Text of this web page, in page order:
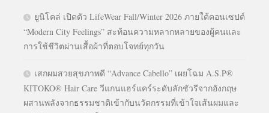
ยูนิโคล่ เปิดตัว LifeWear Fall/Winter 2026 ภายใต้คอนเซปต์
“Modern City Feelings” สะท้อนความหลากหลายของผู้คนและ
การใช้ชีวิตผ่านเสื้อผ้าที่ตอบโจทย์ทุกวัน
เสกผมสวยสุขภาพดี “Advance Cabello” เผยโฉม A.S.P®
KITOKO® Hair Care วีแกนแฮร์แคร์ระดับลักชัวรีจากอังกฤษ
ผสานพลังจากธรรมชาติเข้ากับนวัตกรรมที่เข้าใจเส้นผมและ